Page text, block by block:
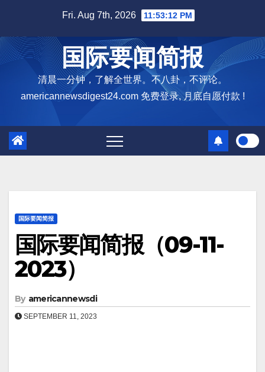
content
Fri. Aug 7th, 2026 11:53:13 PM
国际要闻简报
清晨一分钟，了解全世界。不八卦，不评论。
americannewsdigest24.com 免费登录, 月底自愿付款 !
国际要闻简报
国际要闻简报（09-11-
2023）
By americannewsdi
SEPTEMBER 11, 2023